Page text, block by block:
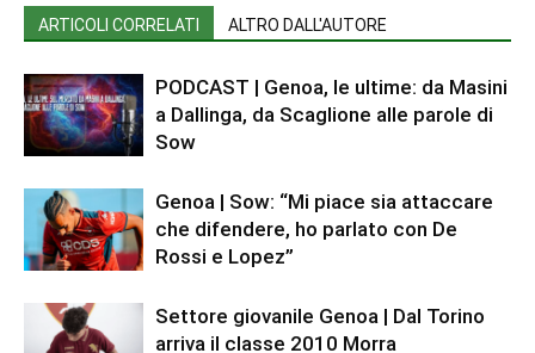
ARTICOLI CORRELATI ALTRO DALL'AUTORE
PODCAST | Genoa, le ultime: da Masini
a Dallinga, da Scaglione alle parole di
Sow
Genoa | Sow: “Mi piace sia attaccare
che difendere, ho parlato con De
Rossi e Lopez”
Settore giovanile Genoa | Dal Torino
arriva il classe 2010 Morra